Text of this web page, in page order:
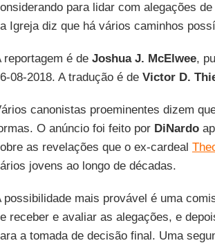
para lidar com alegações
Igreja diz que há vários caminhos
reportagem é de Joshua J. McElwee,
08-2018. A tradução é de Victor D.
canonistas proeminentes dizem
O anúncio foi feito por DiNardo
as revelações que o ex-cardeal
jovens ao longo de décadas.
possibilidade mais provável é uma
receber e avaliar as alegações, e
a tomada de decisão final. Uma